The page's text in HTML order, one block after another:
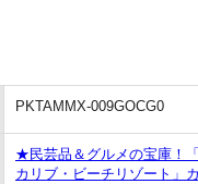
PKTAMMX-009GOCG0
★民芸品＆グルメの宝庫！
カリブ・ビーチリゾート」